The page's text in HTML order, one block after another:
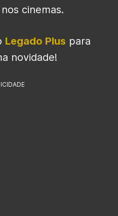
cinemas.
Legado Plus para
novidade!